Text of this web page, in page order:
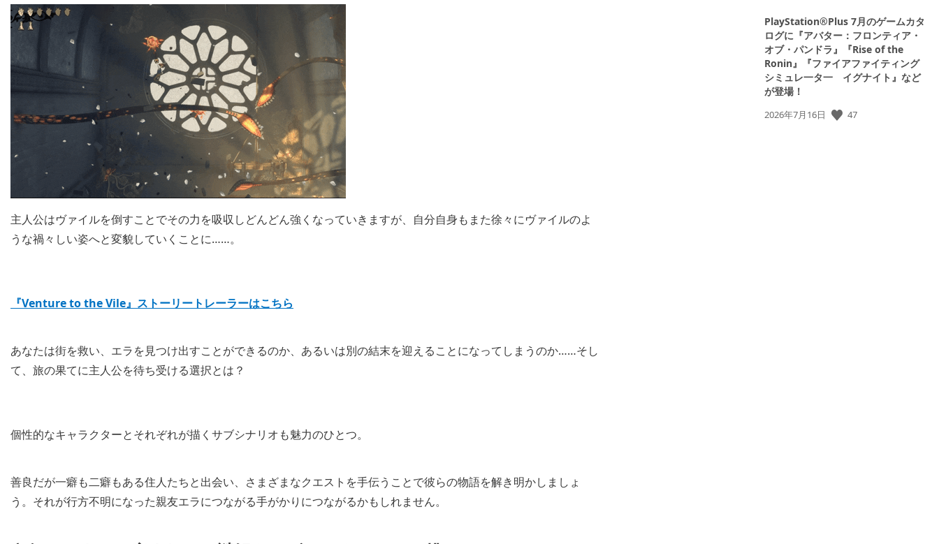
主人公はヴァイルを倒すことでその力を吸収しどんどん強くなっていきますが、自分自身もまた徐々にヴァイルのよ
うな禍々しい姿へと変貌していくことに……。
『Venture to the Vile』ストーリートレーラーはこちら
あなたは街を救い、エラを見つけ出すことができるのか、あるいは別の結末を迎えることになってしまうのか……そし
て、旅の果てに主人公を待ち受ける選択とは？
個性的なキャラクターとそれぞれが描くサブシナリオも魅力のひとつ。
善良だが一癖も二癖もある住人たちと出会い、さまざまなクエストを手伝うことで彼らの物語を解き明かしましょ
う。それが行方不明になった親友エラにつながる手がかりにつながるかもしれません。
PlayStation®Plus 7月のゲームカタ
ログに『アバター：フロンティア・
オブ・パンドラ』『Rise of the
Ronin』『ファイアファイティング
シミュレ一タ一 イグナイト』など
が登場！
公
2026年7月16日 47